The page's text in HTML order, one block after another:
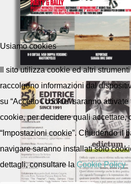
Usiamo cookies
Il sito utilizza cookie ed altri
raccolgono informazioni dal
su “Accetto i cookie” saranno
cookie, per decidere quali accettare,
“Impostazioni cookie”. Chiudendo il
navigare saranno installati solo
dettagli, consultare la Cookie Policy